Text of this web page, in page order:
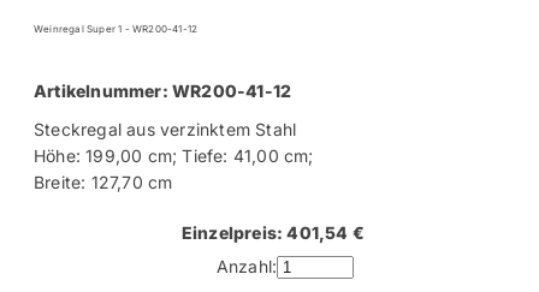
Weinregal Super 1 - WR200-41-12
Artikelnummer: WR200-41-12
Steckregal aus verzinktem Stahl
Höhe: 199,00 cm; Tiefe: 41,00 cm;
Breite: 127,70 cm
Einzelpreis: 401,54 €
Anzahl: